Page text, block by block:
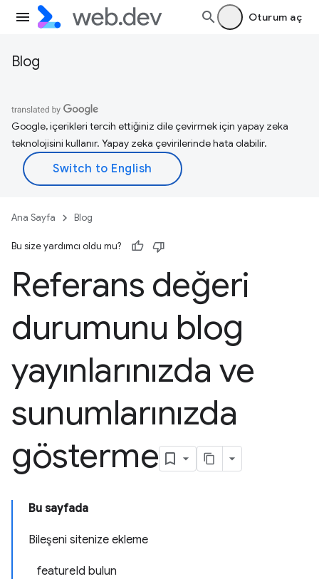
Oturum aç
Blog
Google, içerikleri tercih ettiğiniz dile çevirmek için yapay zeka
teknolojisini kullanır. Yapay zeka çevirilerinde hata olabilir.
Ana Sayfa Blog
Bu size yardımcı oldu mu?
Referans değeri
durumunu blog
yayınlarınızda ve
sunumlarınızda
gösterme
Bu sayfada
Bileşeni sitenize ekleme
featureId bulun